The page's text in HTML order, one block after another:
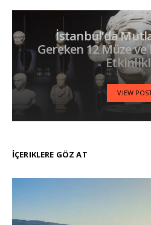
İstanbul’da
Gereken 12 Müze ve
VIEW
İÇERIKLERE GÖZ AT